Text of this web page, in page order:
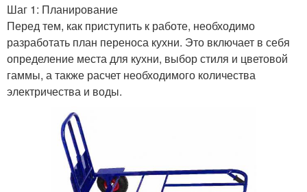
Шаг 1: Планирование
Перед тем, как приступить к работе, необходимо
разработать план переноса кухни. Это включает в себя
определение места для кухни, выбор стиля и цветовой
гаммы, а также расчет необходимого количества
электричества и воды.